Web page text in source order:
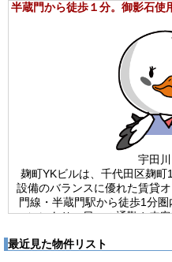
半蔵門から徒歩１分。御影石使
宇田
麹町YKビルは、千代田区麹町
設備のバランスに優れた賃貸
門線・半蔵門駅から徒歩1分
ョンにあり、日々の通勤や来
線・麹町駅も利用可能で、複
最近見た物件リスト